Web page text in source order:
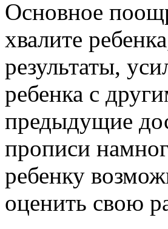
Основное
хвалите
результаты,
ребенка с
предыдущие
прописи
ребенку
оценить свою